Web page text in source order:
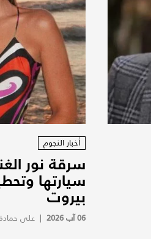
أخبار النجوم
سرقة نور
سيارتها
بيروت
06 آب 2026 |علي حمادة